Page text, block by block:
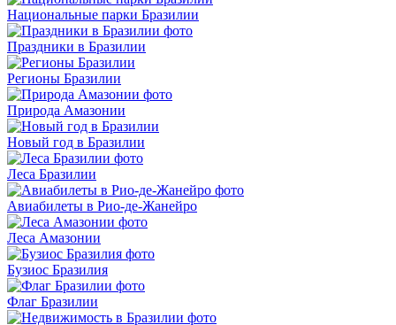
Национальные парки Бразилии
Праздники в Бразилии
Регионы Бразилии
Природа Амазонии
Новый год в Бразилии
Леса Бразилии
Авиабилеты в Рио-де-Жанейро
Леса Амазонии
Бузиос Бразилия
Флаг Бразилии